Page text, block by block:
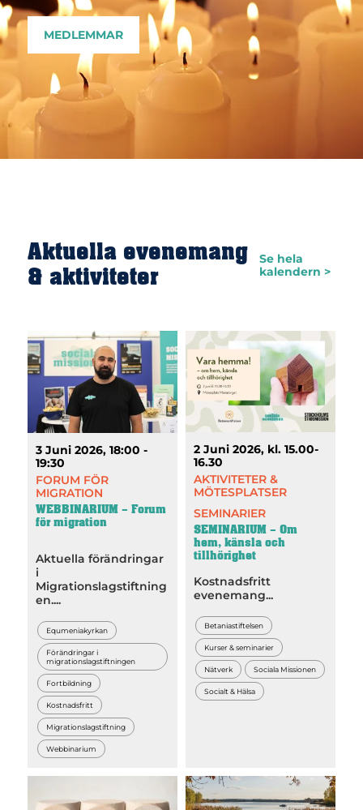
MEDLEMMAR
Aktuella evenemang
& aktiviteter
Se hela
kalendern >
3 Juni 2026, 18:00 -
19:30
FORUM FÖR
MIGRATION
WEBBINARIUM – Forum
för migration
Aktuella förändringar
i
Migrationslagstiftning
en....
Equmeniakyrkan
Förändringar i
migrationslagstiftningen
Fortbildning
Kostnadsfritt
Migrationslagstiftning
Webbinarium
2 Juni 2026, kl. 15.00-
16.30
AKTIVITETER &
MÖTESPLATSER
SEMINARIER
SEMINARIUM – Om
hem, känsla och
tillhörighet
Kostnadsfritt
evenemang...
Betaniastiftelsen
Kurser & seminarier
Nätverk Sociala Missionen
Socialt & Hälsa